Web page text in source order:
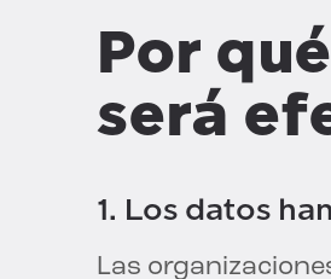
Por
será
1. Los datos
Las